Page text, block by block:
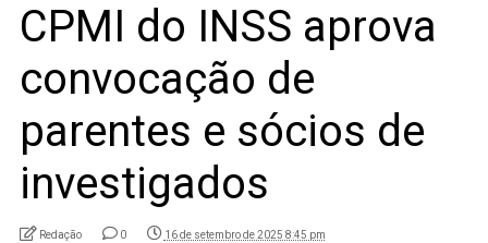
CPMI do INSS aprova
convocação de
parentes e sócios de
investigados
Redação 0 16 de setembro de 2025 8:45 pm